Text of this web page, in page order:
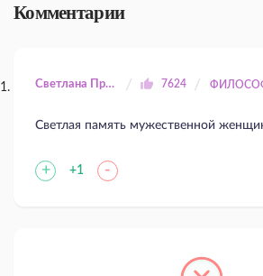
Комментарии
Светлана Прилуцкая 7624
Светлая память мужественной
+ +1 -